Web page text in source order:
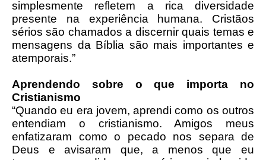
simplesmente refletem a rica diversidade
presente na experiência humana. Cristãos
sérios são chamados a discernir quais temas e
mensagens da Bíblia são mais importantes e
atemporais.”
Aprendendo sobre o que importa no
Cristianismo
“Quando eu era jovem, aprendi como os outros
entendiam o cristianismo. Amigos meus
enfatizaram como o pecado nos separa de
Deus e avisaram que, a menos que eu